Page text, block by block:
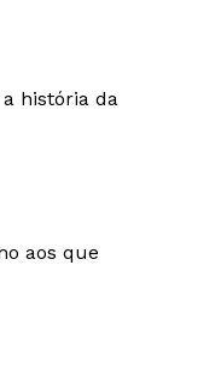
história da
aos que